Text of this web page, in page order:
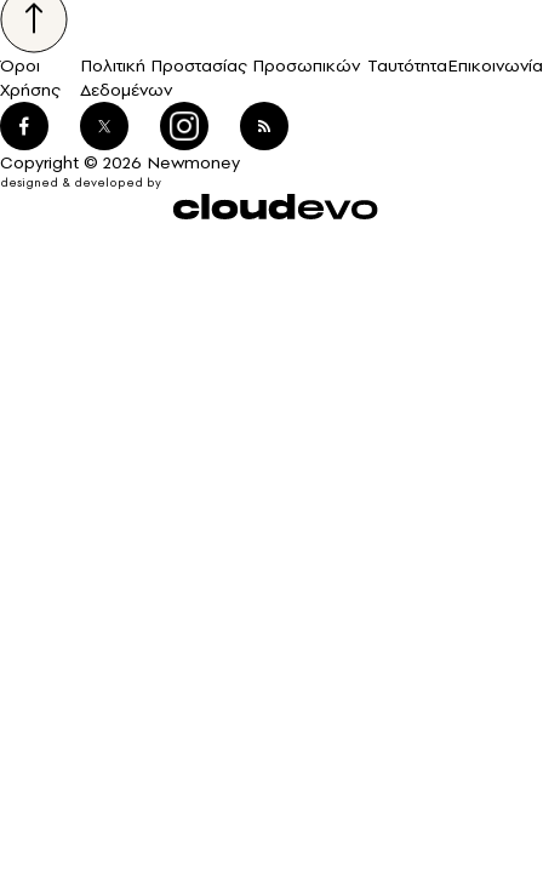
Όροι
Χρήσης
Πολιτική Προστασίας Προσωπικών
Δεδομένων
ΤαυτότηταΕπικοινωνία
Copyright © 2026 Newmoney
designed & developed by